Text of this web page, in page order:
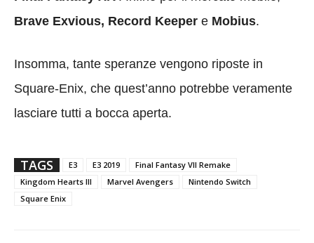
Brave Exvious, Record Keeper e Mobius.
Insomma, tante speranze vengono riposte in
Square-Enix, che quest’anno potrebbe veramente
lasciare tutti a bocca aperta.
TAGS E3 E3 2019
Final Fantasy VII Remake
Kingdom Hearts III
Marvel Avengers
Nintendo Switch
Square Enix